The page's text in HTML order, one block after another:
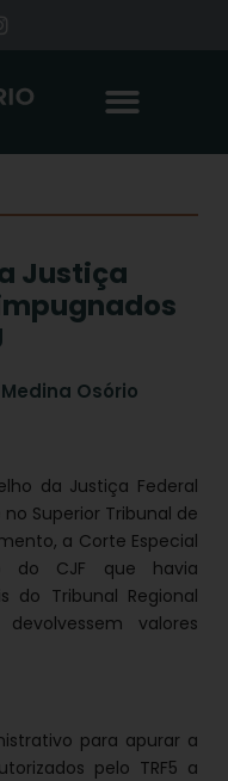
Justiça
Osório
da Justiça Federal
Superior Tribunal de
a Corte Especial
do CJF que havia
do Tribunal Regional
valores
para apurar a
pelo TRF5 a